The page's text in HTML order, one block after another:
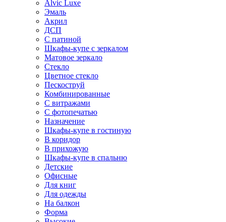
Alvic Luxe
Эмаль
Акрил
ДСП
С патиной
Шкафы-купе с зеркалом
Матовое зеркало
Стекло
Цветное стекло
Пескоструй
Комбинированные
С витражами
С фотопечатью
Назначение
Шкафы-купе в гостиную
В коридор
В прихожую
Шкафы-купе в спальню
Детские
Офисные
Для книг
Для одежды
На балкон
Форма